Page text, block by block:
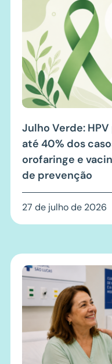
Julho Verde:
até 40% dos
orofaringe e
de prevenção
27 de julho de 2026